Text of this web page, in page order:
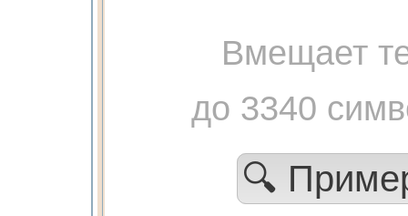
Вмещает
до 3340
🔍